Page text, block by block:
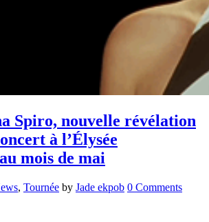
Spiro, nouvelle révélation
à l’Élysée
mois de mai
, Tournée by Jade ekpob 0 Comments